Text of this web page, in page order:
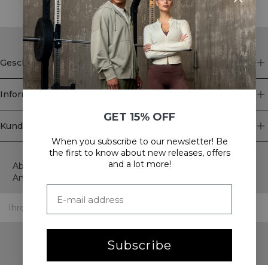
Geschäft
Information
Kundendienst
Newsletter
Abonnieren Sie unseren Newsletter! Erhalten Sie exklusive
Angebote, unsere neuesten Nachrichten und vieles mehr.
GET 15% OFF
When you subscribe to our newsletter! Be
the first to know about new releases, offers
and a lot more!
Subscribe